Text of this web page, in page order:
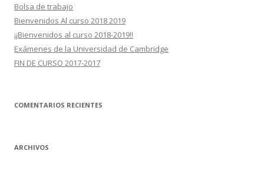
Bolsa de trabajo
Bienvenidos Al curso 2018 2019
¡¡Bienvenidos al curso 2018-2019!!
Exámenes de la Universidad de Cambridge
FIN DE CURSO 2017-2017
COMENTARIOS RECIENTES
ARCHIVOS